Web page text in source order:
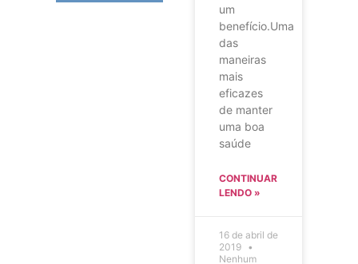
um
benefício.Uma
das
maneiras
mais
eficazes
de manter
uma boa
saúde
CONTINUAR
LENDO »
16 de abril de
2019
Nenhum